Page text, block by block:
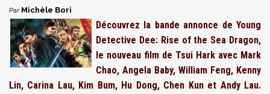
Par Michèle Bori
Découvrez la bande annonce de Young
Detective Dee: Rise of the Sea Dragon,
le nouveau film de Tsui Hark avec Mark
Chao, Angela Baby, William Feng, Kenny
Lin, Carina Lau, Kim Bum, Hu Dong, Chen Kun et Andy Lau.